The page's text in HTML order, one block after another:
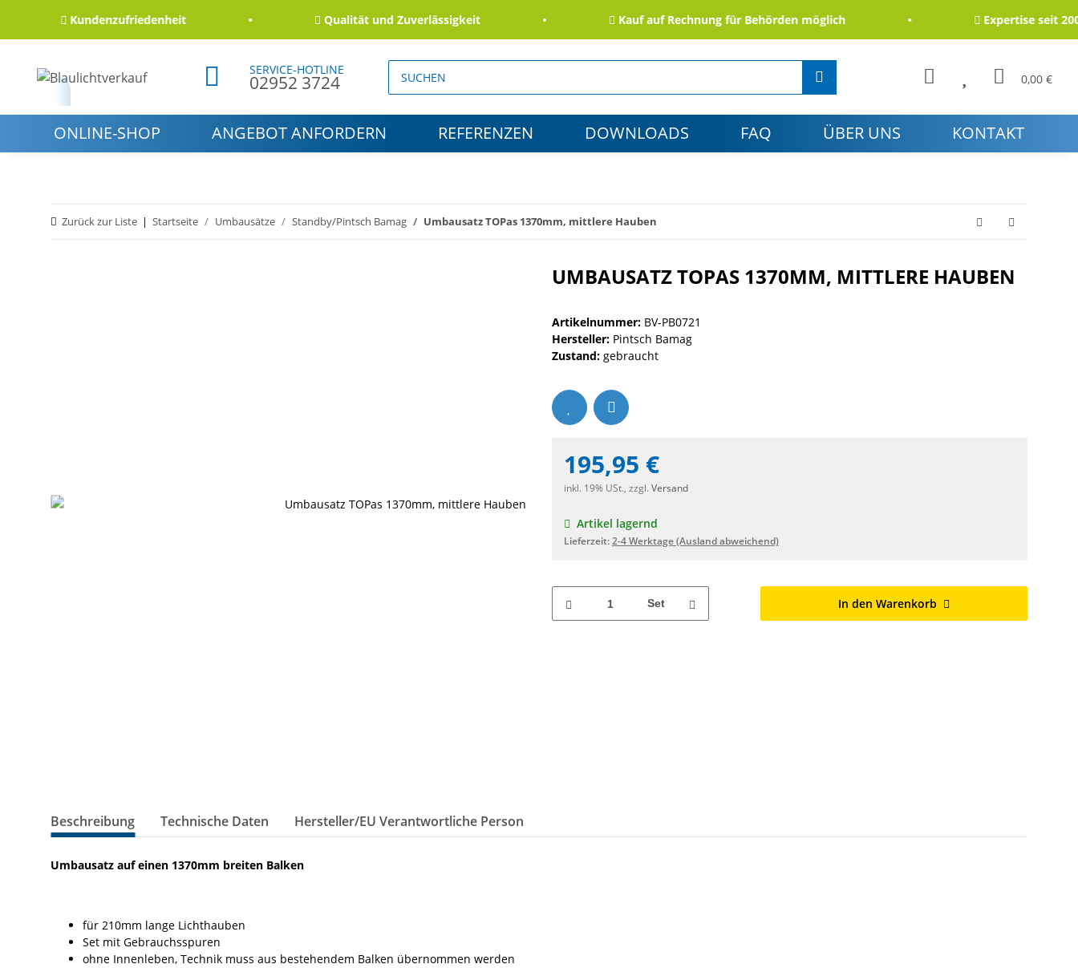
Kundenzufriedenheit Qualität und Zuverlässigkeit Kauf auf Rechnung für Behörden möglich Expertise seit 2006
SERVICE-HOTLINE
02952 3724 0,00 €
ONLINE-SHOP ANGEBOT ANFORDERN REFERENZEN DOWNLOADS FAQ ÜBER UNS KONTAKT
Zurück zur Liste Startseite Umbausätze Standby/Pintsch Bamag Umbausatz TOPas 1370mm, mittlere Hauben
UMBAUSATZ TOPAS 1370MM, MITTLERE HAUBEN
Artikelnummer: BV-PB0721
Hersteller: Pintsch Bamag
Zustand: gebraucht
195,95 €
inkl. 19% USt., zzgl. Versand
Artikel lagernd
Lieferzeit:2-4 Werktage(Ausland abweichend)
Set In den Warenkorb
Beschreibung Technische Daten Hersteller/EU Verantwortliche Person
Umbausatz auf einen 1370mm breiten Balken
für 210mm lange Lichthauben
Set mit Gebrauchsspuren
ohne Innenleben, Technik muss aus bestehendem Balken übernommen werden